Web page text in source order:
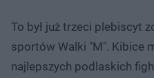
To był już trzeci plebiscyt
sportów Walki "M". Kibice
najlepszych podlaskich